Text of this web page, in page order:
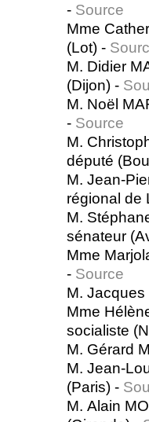
- Source
Mme
(Lot) -
M. Didier
(Dijon) -
M. Noël
- Source
M.
député
M. Jean-
régional de
M.
sénateur
Mme
- Source
M.
Mme
socialiste
M. Gérard
M. Jean-
(Paris) -
M. Alain